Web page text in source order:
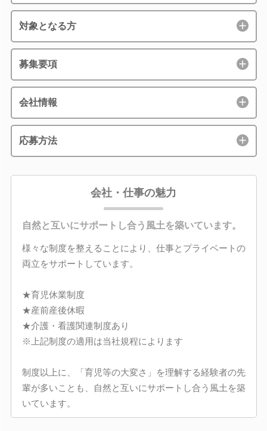
対象となる方
募集要項
会社情報
応募方法
会社・仕事の魅力
自然と互いにサポートし合う風土を築いています。
様々な制度を整えることにより、仕事とプライベートの
両立をサポートしています。
★育児休業制度
★産前産後休暇
★介護・看護関連制度あり
※上記制度の適用は当社規程によります
制度以上に、「育児等の大変さ」を理解する経験者の先
輩が多いことも、自然と互いにサポートし合う風土を築
いています。